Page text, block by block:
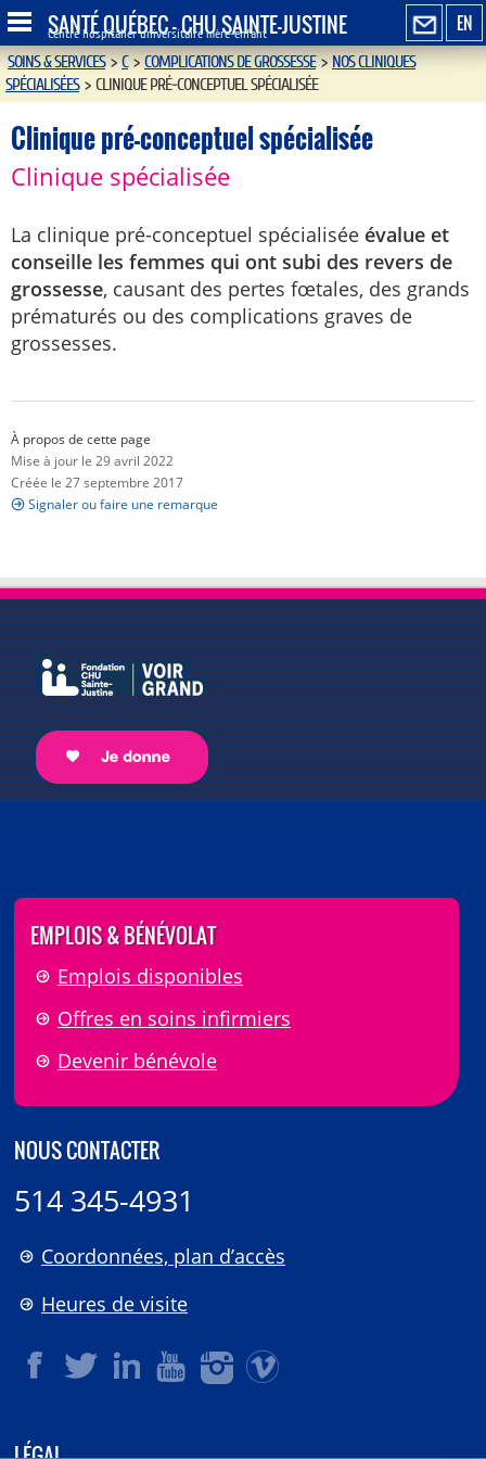
EN
SANTÉ QUÉBEC - CHU SAINTE-JUSTINE
Centre hospitalier universitaire mère-enfant
SOINS & SERVICES>C>COMPLICATIONS DE GROSSESSE>NOS CLINIQUES
SPÉCIALISÉES > CLINIQUE PRÉ-CONCEPTUEL SPÉCIALISÉE
Clinique pré-conceptuel spécialisée
Clinique spécialisée
La clinique pré-conceptuel spécialisée évalue et
conseille les femmes qui ont subi des revers de
grossesse, causant des pertes fœtales, des grands
prématurés ou des complications graves de
grossesses.
À propos de cette page
Mise à jour le 29 avril 2022
Créée le 27 septembre 2017
Signaler ou faire une remarque
EMPLOIS & BÉNÉVOLAT
Emplois disponibles
Offres en soins infirmiers
Devenir bénévole
NOUS CONTACTER
514 345-4931
Coordonnées, plan d’accès
Heures de visite